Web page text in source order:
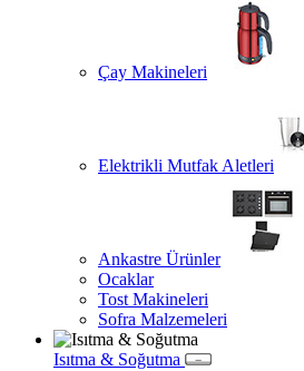
Çay Makineleri
Elektrikli Mutfak Aletleri
Ankastre Ürünler
Ocaklar
Tost Makineleri
Sofra Malzemeleri
Isıtma & Soğutma